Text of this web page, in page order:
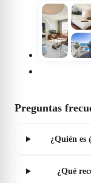
Preguntas
¿Quién es
¿Qué